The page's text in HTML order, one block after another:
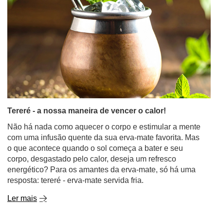
Tereré - a nossa maneira de vencer o calor!
Não há nada como aquecer o corpo e estimular a mente
com uma infusão quente da sua erva-mate favorita. Mas
o que acontece quando o sol começa a bater e seu
corpo, desgastado pelo calor, deseja um refresco
energético? Para os amantes da erva-mate, só há uma
resposta: tereré - erva-mate servida fria.
Ler mais